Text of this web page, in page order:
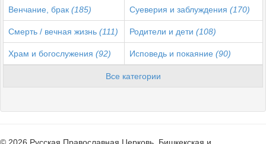
Венчание, брак (185) Суеверия и заблуждения (170)
Смерть / вечная жизнь (111) Родители и дети (108)
Храм и богослужения (92) Исповедь и покаяние (90)
Все категории
© 2026 Русская Православная Церковь. Бишкекская и